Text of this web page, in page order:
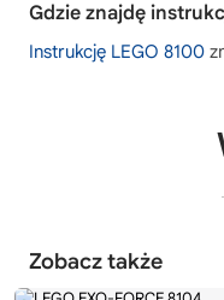
Gdzie znajdę
Instrukcję LEGO 8100
Zobacz także